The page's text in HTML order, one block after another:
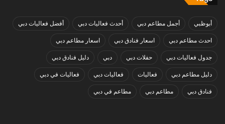
أبوظبي أجمل مطاعم دبي أحدث فعاليات دبي أفضل فعاليات دبي
احدث مطاعم دبي اسعار فنادق دبي اسعار مطاعم دبي
جدول فعاليات دبي حفلات دبي دبي دليل فنادق دبي
دليل مطاعم دبي فعاليات فعاليات دبي فعاليات في دبي
فنادق دبي مطاعم دبي مطاعم في دبي